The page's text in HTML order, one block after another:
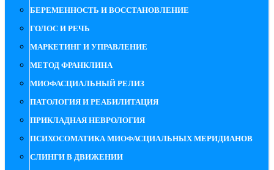
БЕРЕМЕННОСТЬ И ВОССТАНОВЛЕНИЕ
ГОЛОС И РЕЧЬ
МАРКЕТИНГ И УПРАВЛЕНИЕ
МЕТОД ФРАНКЛИНА
МИОФАСЦИАЛЬНЫЙ РЕЛИЗ
ПАТОЛОГИЯ И РЕАБИЛИТАЦИЯ
ПРИКЛАДНАЯ НЕВРОЛОГИЯ
ПСИХОСОМАТИКА МИОФАСЦИАЛЬНЫХ МЕРИДИАНОВ
СЛИНГИ В ДВИЖЕНИИ